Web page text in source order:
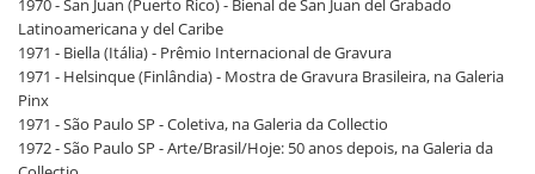
1970 - San Juan (Puerto Rico) - Bienal de San Juan del Grabado
Latinoamericana y del Caribe
1971 - Biella (Itália) - Prêmio Internacional de Gravura
1971 - Helsinque (Finlândia) - Mostra de Gravura Brasileira, na Galeria
Pinx
1971 - São Paulo SP - Coletiva, na Galeria da Collectio
1972 - São Paulo SP - Arte/Brasil/Hoje: 50 anos depois, na Galeria da